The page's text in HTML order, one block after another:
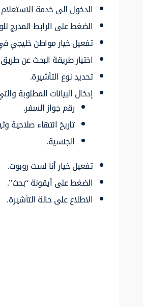
الدخول إلى خدمة
الضغط على الرابط المدرج
تفعيل خيار مواطن خليجي
اختيار طريقة البحث عن
تحديد نوع التأشيرة.
إدخال البيانات المطلوبة
رقم جواز السفر.
تاريخ انتهاء صلاحية
الجنسية.
تفعيل خيار أنا لست روبوت.
الضغط على أيقونة “بحث”.
الاطلاع على حالة التأشيرة.